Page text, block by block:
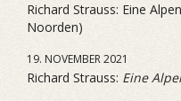
Richard Strauss: Eine
Noorden)
19. NOVEMBER 2021
Richard Strauss: Eine